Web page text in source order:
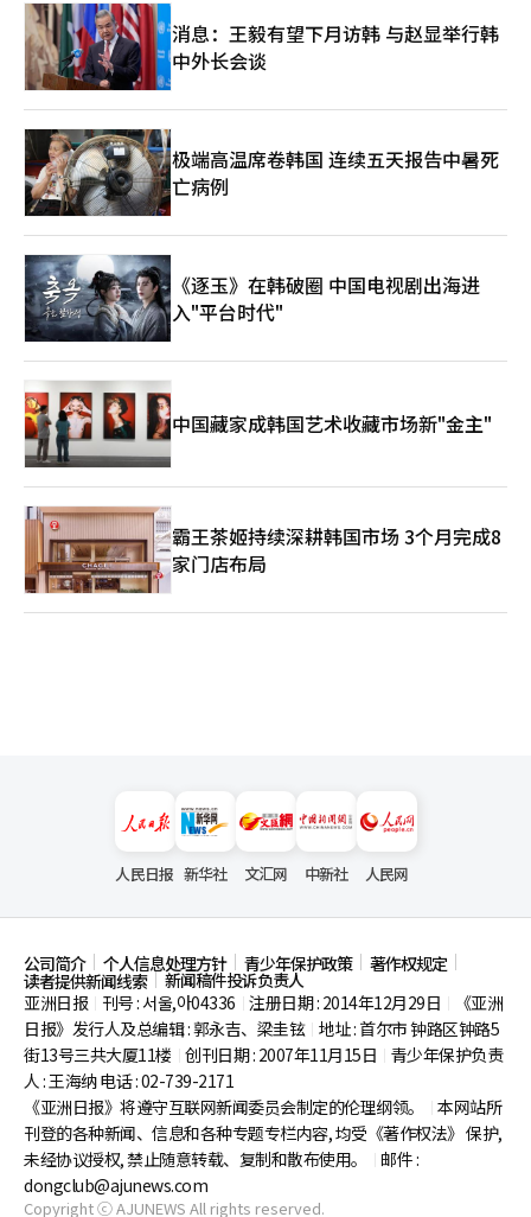
消息：王毅有望下月访韩 与赵显举行韩
中外长会谈
极端高温席卷韩国 连续五天报告中暑死
亡病例
《逐玉》在韩破圈 中国电视剧出海进
入"平台时代"
中国藏家成韩国艺术收藏市场新"金主"
霸王茶姬持续深耕韩国市场 3个月完成8
家门店布局
人民日报 新华社 文汇网 中新社 人民网
公司简介 个人信息处理方针 青少年保护政策 著作权规定
读者提供新闻线索
新闻稿件投诉负责人
亚洲日报
刊号 : 서울,아04336 注册日期 : 2014年12月29日
《亚洲
日报》发行人及总编辑 : 郭永吉、梁圭铉 地址 : 首尔市钟路区钟路5
街13号三共大厦11楼 创刊日期 : 2007年11月15日
青少年保护负责
人 : 王海纳 电话 : 02-739-2171
《亚洲日报》将遵守互联网新闻委员会制定的伦理纲领。
本网站所
刊登的各种新闻、信息和各种专题专栏内容, 均受《著作权法》 保护,
未经协议授权, 禁止随意转载、复制和散布使用。
邮件 :
dongclub@ajunews.com
Copyright ⓒ AJUNEWS All rights reserved.